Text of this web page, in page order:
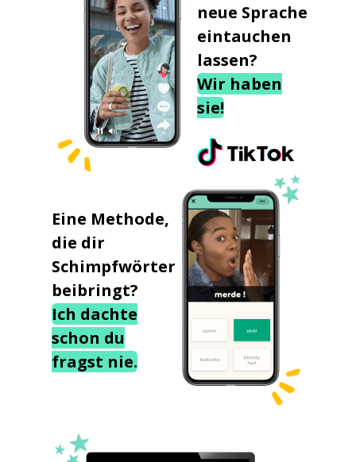
neue Sprache
eintauchen
lassen?
Wir haben
sie!
Eine Methode,
die dir
Schimpfwörter
beibringt?
Ich dachte
schon du
fragst nie.